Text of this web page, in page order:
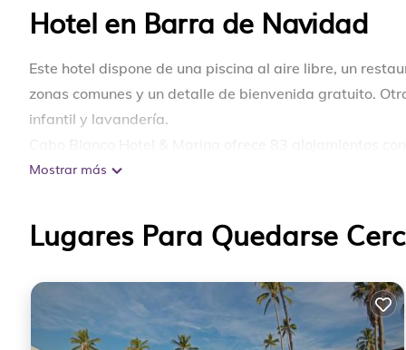
Hotel en Barra de Navidad
Este hotel dispone de una piscina al aire libre, un
zonas comunes y un detalle de bienvenida gratuito.
infantil y lavandería.
de agua gratuita y ventilador de techo. Las
nuestro acceso a Internet wifi gratis. Se ofrece
con plancha.
En el alojamiento hay piscina al aire libre y piscina
Mostrar más
Lugares Para Quedarse